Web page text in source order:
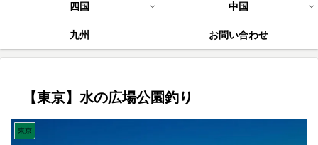
四国 中国
九州 お問い合わせ
【東京】水の広場公園釣り
東京